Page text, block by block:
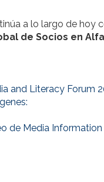
a lo largo de hoy
de Socios en
and Literacy Forum
de Media Information